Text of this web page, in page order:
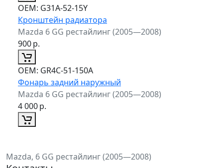
ОЕМ: G31A-52-15Y
Кронштейн радиатора
Mazda 6 GG рестайлинг (2005—2008)
900р.
ОЕМ: GR4C-51-150A
Фонарь задний наружный
Mazda 6 GG рестайлинг (2005—2008)
4 000р.
Mazda, 6 GG рестайлинг (2005—2008)